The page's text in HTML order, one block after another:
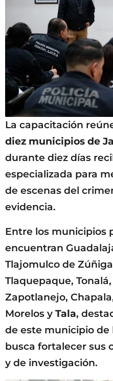
La capacitación
diez municipios de
durante diez días
especializada para
de escenas del
evidencia.
Entre los municipios
encuentran
Tlajomulco de
Tlaquepaque,
Zapotlanejo,
Morelos y Tala,
de este municipio de
busca fortalecer sus
y de investigación.